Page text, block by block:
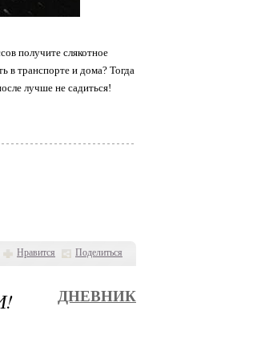
Нравится Поделиться
получите слякотное
в транспорте и дома? Тогда
лучше не садиться!
ДНЕВНИК